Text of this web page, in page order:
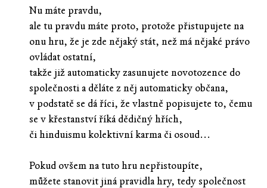
Nu máte pravdu,
ale tu pravdu máte proto, protože přistupujete na
onu hru, že je zde nějaký stát, než má nějaké právo
ovládat ostatní,
takže již automaticky zasunujete novotozence do
společnosti a děláte z něj automaticky občana,
v podstatě se dá říci, že vlastně popisujete to, čemu
se v křestanství říká dědičný hřích,
či hinduismu kolektivní karma či osoud...
Pokud ovšem na tuto hru nepřistoupíte,
můžete stanovit jiná pravidla hry, tedy společnost